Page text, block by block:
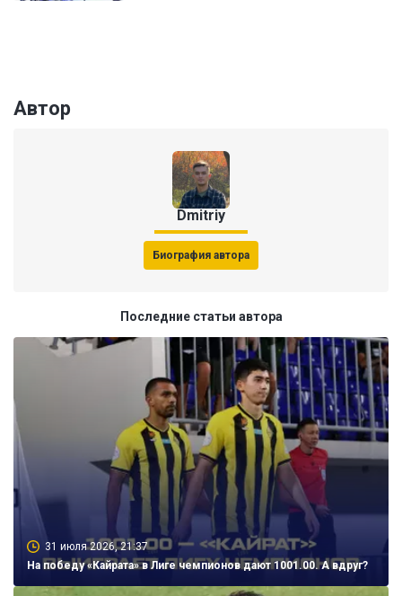
Автор
Dmitriy
Биография автора
Последние статьи автора
31 июля 2026, 21:37
На победу «Кайрата» в Лиге чемпионов дают 1001.00. А вдруг?